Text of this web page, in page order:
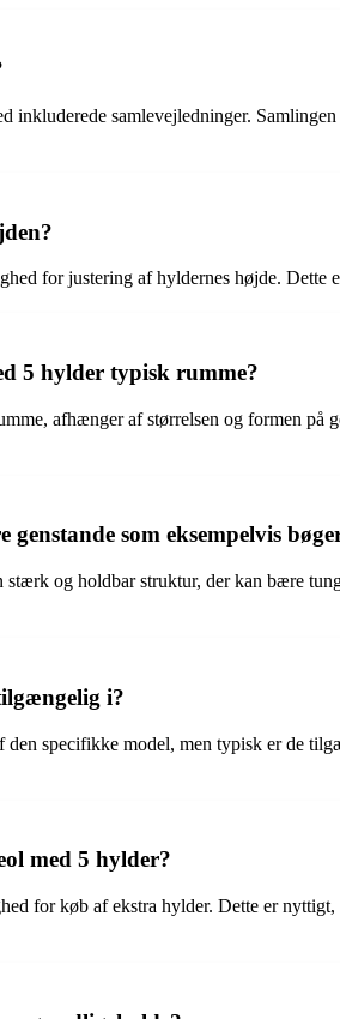
samlevejledninger.
for justering af hyldernes højde.
5 hylder typisk rumme?
afhænger af størrelsen og formen
som eksempelvis
og holdbar struktur, der kan bære
i?
specifikke model, men typisk er de
med 5 hylder?
for køb af ekstra hylder. Dette er